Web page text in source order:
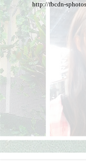
http://fbcdn-